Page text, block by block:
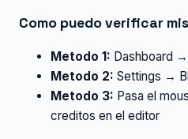
Como puedo verificar
Metodo 1: Dashboard
Metodo 2: Settings →
Metodo 3: Pasa el
creditos en el editor